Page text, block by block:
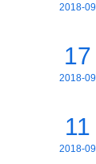
2018-09
17
2018-09
11
2018-09